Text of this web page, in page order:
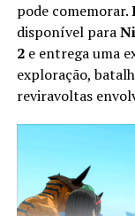
Apesar do foco
continua
participar das
jogadores para
conquistar
mais a
pode comemorar.
disponível para
2e entrega uma
exploração,
reviravoltas